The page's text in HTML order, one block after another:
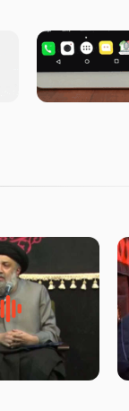
لقب حضرت رقیه
به چه معناست –